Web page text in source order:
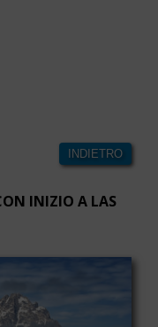
INDIETRO
INIZIO A LAS